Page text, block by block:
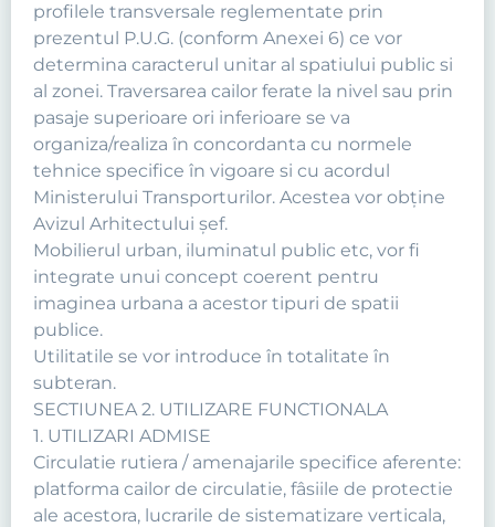
profilele transversale reglementate prin
prezentul P.U.G. (conform Anexei 6) ce vor
determina caracterul unitar al spatiului public si
al zonei. Traversarea cailor ferate la nivel sau prin
pasaje superioare ori inferioare se va
organiza/realiza în concordanta cu normele
tehnice specifice în vigoare si cu acordul
Ministerului Transporturilor. Acestea vor obține
Avizul Arhitectului șef.
Mobilierul urban, iluminatul public etc, vor fi
integrate unui concept coerent pentru
imaginea urbana a acestor tipuri de spatii
publice.
Utilitatile se vor introduce în totalitate în
subteran.
SECTIUNEA 2. UTILIZARE FUNCTIONALA
1. UTILIZARI ADMISE
Circulatie rutiera / amenajarile specifice aferente:
platforma cailor de circulatie, fâsiile de protectie
ale acestora, lucrarile de sistematizare verticala,